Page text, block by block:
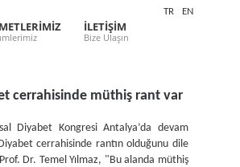
İLETİŞİM
Bize Ulaşın
TR EN
cerrahisinde müthiş rant var
Diyabet Kongresi Antalya’da devam
cerrahisinde rantın olduğunu dile
Dr. Temel Yılmaz, "Bu alanda müthiş